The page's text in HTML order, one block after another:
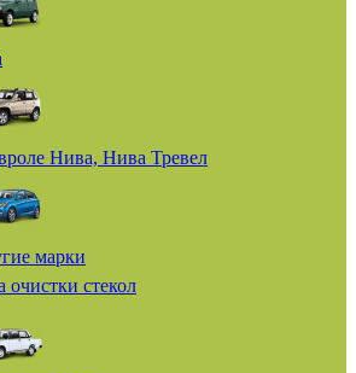
Нива, Нива Тревел
марки
очистки стекол